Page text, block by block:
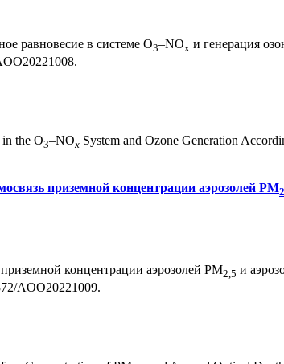
равновесие в системе O3–NOx и генерация
the O3–NOx System and Ozone Generation
приземной концентрации аэрозолей PM
концентрации аэрозолей PM2,5 и
AOO20221009.